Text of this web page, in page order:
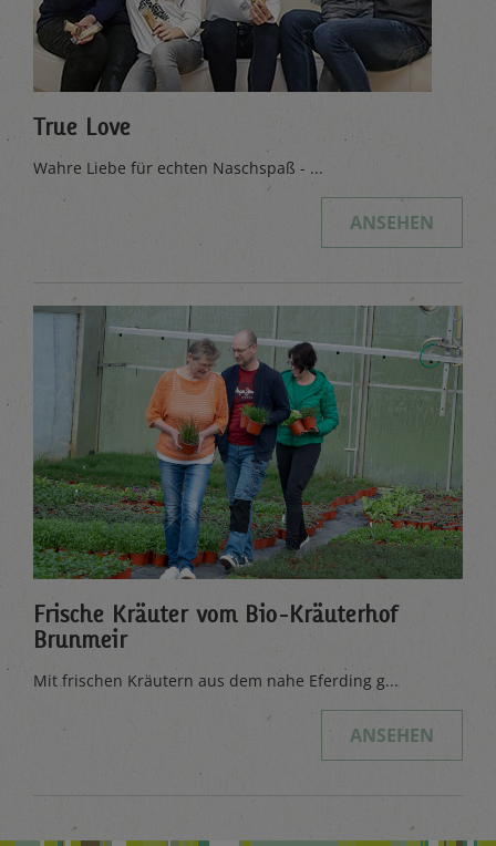
True Love
Wahre Liebe für echten Naschspaß - ...
ANSEHEN
Frische Kräuter vom Bio-Kräuterhof
Brunmeir
Mit frischen Kräutern aus dem nahe Eferding g...
ANSEHEN